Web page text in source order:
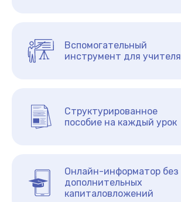
Вспомогательный
инструмент для учителя
Структурированное
пособие на каждый урок
Онлайн-информатор без
дополнительных
капиталовложений